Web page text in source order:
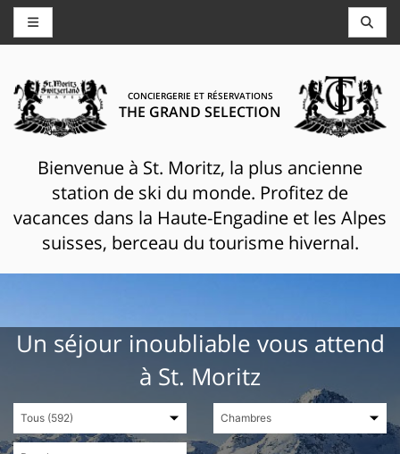
CONCIERGERIE ET RÉSERVATIONS
THE GRAND SELECTION
Bienvenue à St. Moritz, la plus ancienne
station de ski du monde. Profitez de
vacances dans la Haute-Engadine et les Alpes
suisses, berceau du tourisme hivernal.
Un séjour inoubliable vous attend
à St. Moritz